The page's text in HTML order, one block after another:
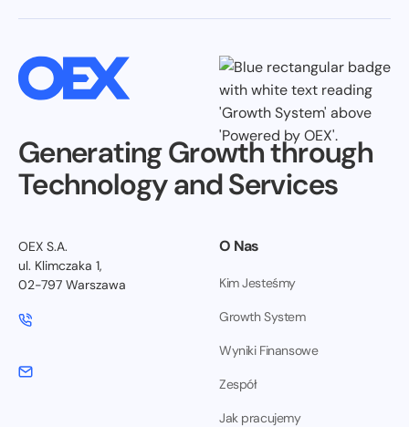
Generating Growth through
Technology and Services
OEX S.A.
ul. Klimczaka 1,
02-797 Warszawa
O Nas
Kim Jesteśmy
Growth System
Wyniki Finansowe
Zespół
Jak pracujemy